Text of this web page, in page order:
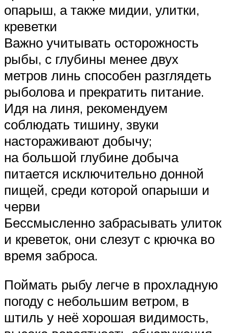
опарыш, а также мидии, улитки,
креветки
Важно учитывать осторожность
рыбы, с глубины менее двух
метров линь способен разглядеть
рыболова и прекратить питание.
Идя на линя, рекомендуем
соблюдать тишину, звуки
настораживают добычу;
на большой глубине добыча
питается исключительно донной
пищей, среди которой опарыши и
черви
Бессмысленно забрасывать улиток
и креветок, они слезут с крючка во
время заброса.
Поймать рыбу легче в прохладную
погоду с небольшим ветром, в
штиль у неё хорошая видимость,